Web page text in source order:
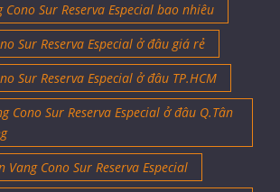
Sur Reserva Especial bao nhiêu
Sur Reserva Especial ở đâu giá rẻ
Sur Reserva Especial ở đâu TP.HCM
Cono Sur Reserva Especial ở đâu Q.Tân
Vang Cono Sur Reserva Especial